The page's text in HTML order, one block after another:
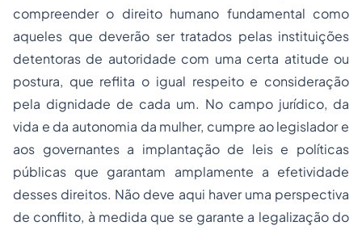
compreender o direito humano fundamental como
aqueles que deverão ser tratados pelas instituições
detentoras de autoridade com uma certa atitude ou
postura, que reflita o igual respeito e consideração
pela dignidade de cada um. No campo jurídico, da
vida e da autonomia da mulher, cumpre ao legislador e
aos governantes a implantação de leis e políticas
públicas que garantam amplamente a efetividade
desses direitos. Não deve aqui haver uma perspectiva
de conflito, à medida que se garante a legalização do